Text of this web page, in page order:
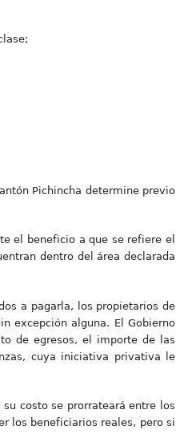
Pichincha determine previo
el beneficio a que se refiere el
dentro del área declarada
a pagarla, los propietarios de
excepción alguna. El Gobierno
de egresos, el importe de las
cuya iniciativa privativa le
costo se prorrateará entre los
los beneficiarios reales, pero si